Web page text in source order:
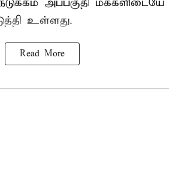
அப்பகுதி மக்களிடையே
உள்ளது.
Read More